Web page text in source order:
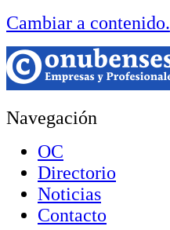
Cambiar a contenido.
Navegación
OC
Directorio
Noticias
Contacto